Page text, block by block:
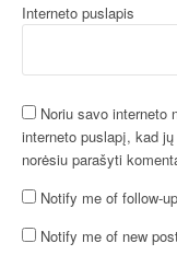
Interneto puslapis
Noriu savo interneto
interneto puslapį, kad
norėsiu parašyti
Notify me of follow-
Notify me of new